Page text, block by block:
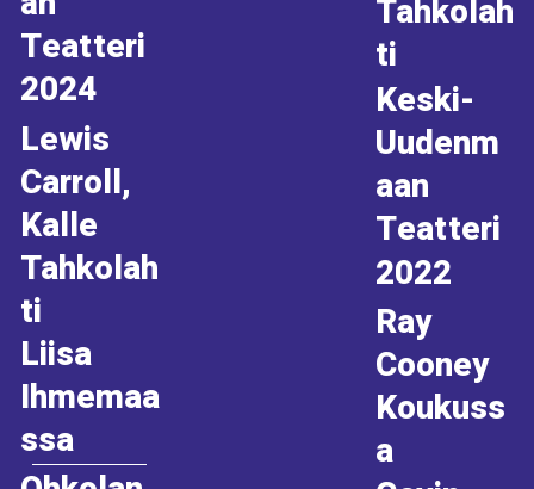
Teatteri
2024
Lewis
Carroll,
Kalle
Tahkolah
ti
Liisa
Ihmemaa
ssa
Tahkolah
ti
Keski-
Uudenm
aan
Teatteri
2022
Ray
Cooney
Koukuss
a